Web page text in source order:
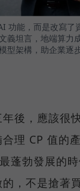
功能，而是改寫了
義坦言，地端算力
型架構，助企業逐
年後，應該很
理 CP 值的
蓬勃發展的時
，不是搶著